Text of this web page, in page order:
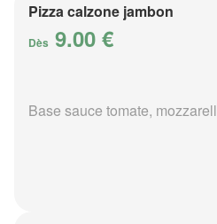
Pizza calzone jambon
Dès 9.00 €
Base sauce tomate,